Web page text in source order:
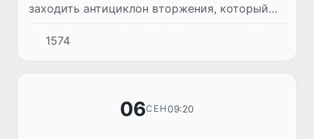
заходить антициклон вторжения, который
принесет с собой прохладный воздух с
районов Поволжья. 9-10 сентября
прохладные воздушные массы охватят...
1574
06СЕН09:20